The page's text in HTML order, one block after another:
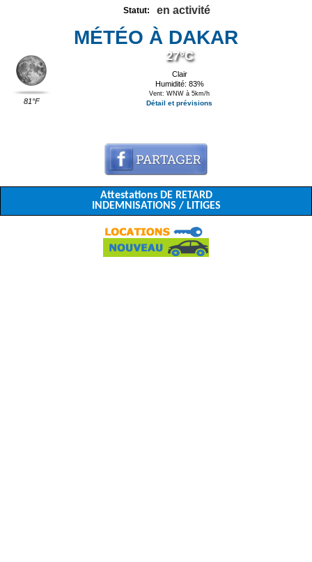
Statut: en activité
MÉTÉO À DAKAR
81°F
27°C
Clair
Humidité: 83%
Vent: WNW à 5km/h
Détail et prévisions
Attestations DE RETARD
INDEMNISATIONS / LITIGES